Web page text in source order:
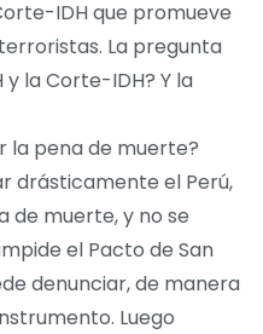
IDH que promueve
La pregunta
y la Corte-IDH? Y la
la pena de muerte?
drásticamente el Perú,
de muerte, y no se
el Pacto de San
denunciar, de manera
Luego